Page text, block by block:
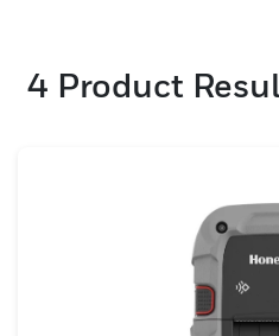
basso consumo
4 Product